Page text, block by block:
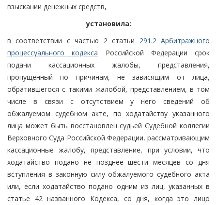
взыскании денежных средств,
установила:
в соответствии с частью 2 статьи 291.2 Арбитражного
процессуального кодекса Российской Федерации срок
подачи кассационных жалобы, представления,
пропущенный по причинам, не зависящим от лица,
обратившегося с такими жалобой, представлением, в том
числе в связи с отсутствием у него сведений об
обжалуемом судебном акте, по ходатайству указанного
лица может быть восстановлен судьей Судебной коллегии
Верховного Суда Российской Федерации, рассматривающим
кассационные жалобу, представление, при условии, что
ходатайство подано не позднее шести месяцев со дня
вступления в законную силу обжалуемого судебного акта
или, если ходатайство подано одним из лиц, указанных в
статье 42 названного Кодекса, со дня, когда это лицо